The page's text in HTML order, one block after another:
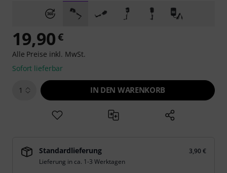
19,90€
Alle Preise inkl. MwSt.
Sofort lieferbar
1 IN DEN WARENKORB
Standardlieferung
3,90 €
Lieferung in ca. 1-3 Werktagen